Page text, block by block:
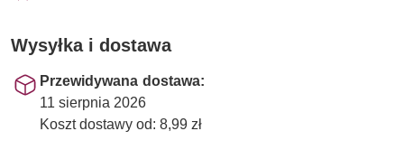
Wysyłka i dostawa
Przewidywana dostawa:
11 sierpnia 2026
Koszt dostawy od: 8,99 zł